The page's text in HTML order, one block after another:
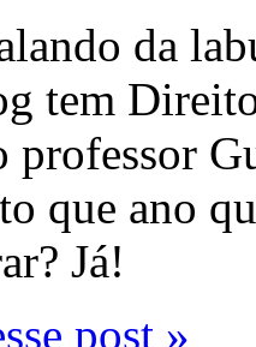
da
tem
professor
que ano
Já!
post »